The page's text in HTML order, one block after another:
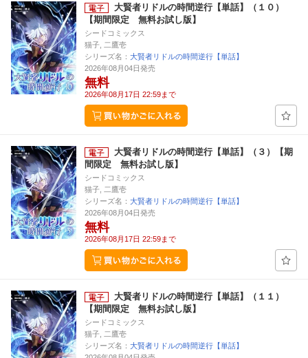
大賢者リドルの時間逆行【単話】（１０）
【期間限定 無料お試し版】
シードコミックス
猫子, 二鷹壱
シリーズ名： 大賢者リドルの時間逆行【単話】
2026年08月04日発売
無料
2026年08月17日 22:59まで
大賢者リドルの時間逆行【単話】（３）【期
間限定 無料お試し版】
シードコミックス
猫子, 二鷹壱
シリーズ名： 大賢者リドルの時間逆行【単話】
2026年08月04日発売
無料
2026年08月17日 22:59まで
大賢者リドルの時間逆行【単話】（１１）
【期間限定 無料お試し版】
シードコミックス
猫子, 二鷹壱
シリーズ名： 大賢者リドルの時間逆行【単話】